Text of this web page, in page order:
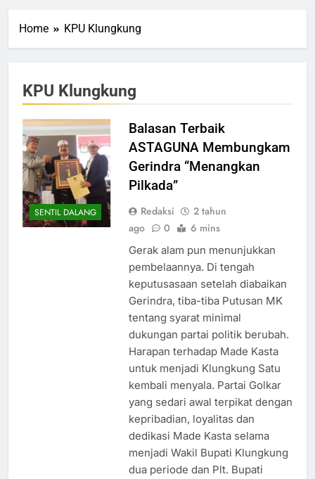
Home KPU Klungkung
KPU Klungkung
SENTIL DALANG
Balasan Terbaik
ASTAGUNA Membungkam
Gerindra “Menangkan
Pilkada”
Redaksi
2 tahun
ago
0 6 mins
Gerak alam pun menunjukkan
pembelaannya. Di tengah
keputusasaan setelah diabaikan
Gerindra, tiba-tiba Putusan MK
tentang syarat minimal
dukungan partai politik berubah.
Harapan terhadap Made Kasta
untuk menjadi Klungkung Satu
kembali menyala. Partai Golkar
yang sedari awal terpikat dengan
kepribadian, loyalitas dan
dedikasi Made Kasta selama
menjadi Wakil Bupati Klungkung
dua periode dan Plt. Bupati